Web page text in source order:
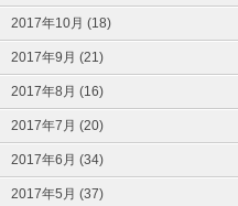
2017年10月 (18)
2017年9月 (21)
2017年8月 (16)
2017年7月 (20)
2017年6月 (34)
2017年5月 (37)